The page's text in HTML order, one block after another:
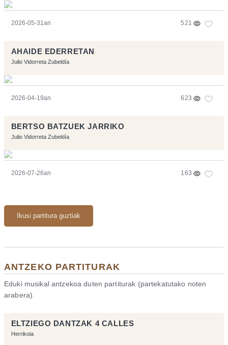
2026-05-31an 521
AHAIDE EDERRETAN
Julio Vidorreta Zubeldía
2026-04-19an 623
BERTSO BATZUEK JARRIKO
Julio Vidorreta Zubeldía
2026-07-26an 163
Ikusi partitura guztiak
ANTZEKO PARTITURAK
Eduki musikal antzekoa duten partiturak (partekatutako noten
arabera).
ELTZIEGO DANTZAK 4 CALLES
Herrikoia